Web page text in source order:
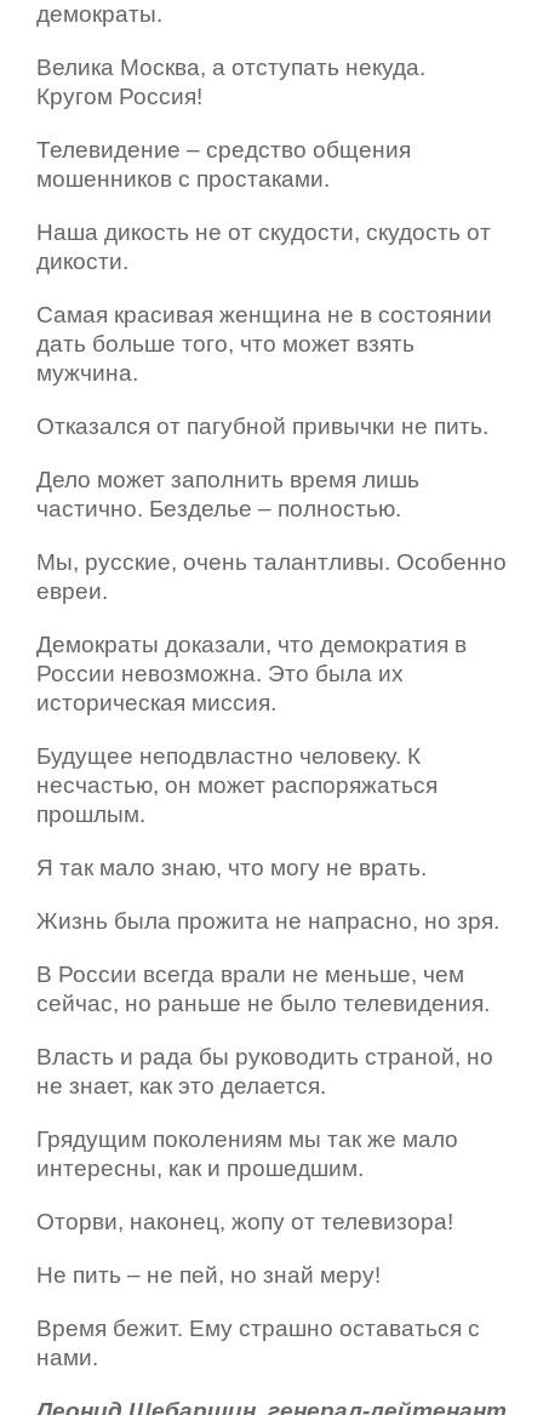
демократы.
Велика Москва, а отступать некуда.
Кругом Россия!
Телевидение – средство общения
мошенников с простаками.
Наша дикость не от скудости, скудость от
дикости.
Самая красивая женщина не в состоянии
дать больше того, что может взять
мужчина.
Отказался от пагубной привычки не пить.
Дело может заполнить время лишь
частично. Безделье – полностью.
Мы, русские, очень талантливы. Особенно
евреи.
Демократы доказали, что демократия в
России невозможна. Это была их
историческая миссия.
Будущее неподвластно человеку. К
несчастью, он может распоряжаться
прошлым.
Я так мало знаю, что могу не врать.
Жизнь была прожита не напрасно, но зря.
В России всегда врали не меньше, чем
сейчас, но раньше не было телевидения.
Власть и рада бы руководить страной, но
не знает, как это делается.
Грядущим поколениям мы так же мало
интересны, как и прошедшим.
Оторви, наконец, жопу от телевизора!
Не пить – не пей, но знай меру!
Время бежит. Ему страшно оставаться с
нами.